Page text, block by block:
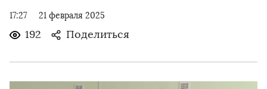
17:27 21 февраля 2025
192 Поделиться